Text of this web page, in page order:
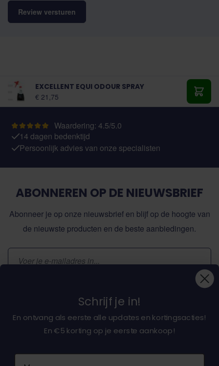
Review versturen
EXCELLENT EQUI ODOUR SPRAY
€ 21,75
Waardering: 4.5/5.0
14 dagen bedenktijd
Persoonlijk advies van onze specialisten
ABONNEREN OP DE NIEUWSBRIEF
Abonneer je op onze nieuwsbrief en blijf op de hoogte van
de nieuwste producten en de beste aanbiedingen.
E-mailadres
Over ons
Schrijf je in!
En ontvang als eerste alle updates en kortingsacties!
En €5 korting op je eerste aankoop!